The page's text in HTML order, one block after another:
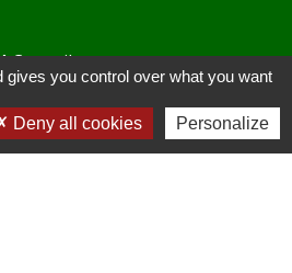
Conseil
you control over what you want
Deny all cookies Personalize